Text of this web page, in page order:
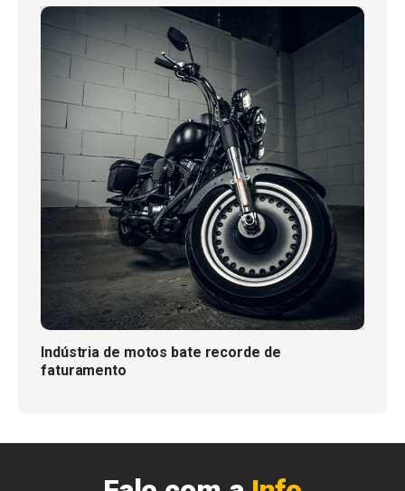
Indústria de motos bate recorde de
faturamento